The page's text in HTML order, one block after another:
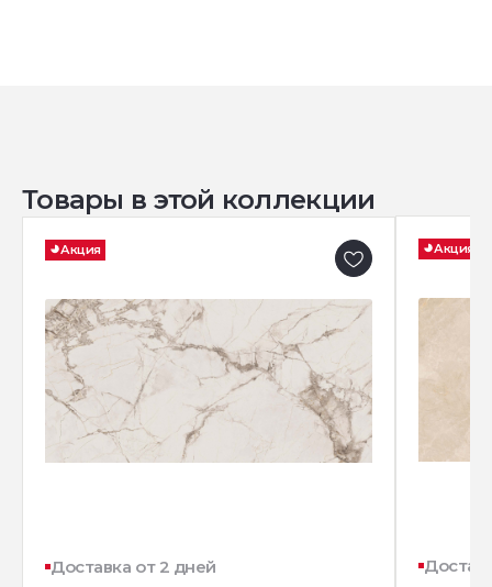
Товары в этой коллекции
Акция
Доставка от 2 дней
Акция